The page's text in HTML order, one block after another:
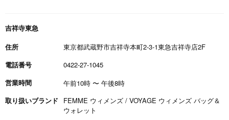
吉祥寺東急
住所
東京都武蔵野市吉祥寺本町2-3-1東急吉祥寺店2F
電話番号
0422-27-1045
営業時間
午前10時 〜 午後8時
取り扱いブランド
FEMME ウィメンズ / VOYAGE ウィメンズ バッグ＆
ウォレット